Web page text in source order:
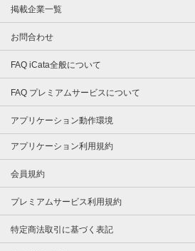
掲載企業一覧
お問合わせ
FAQ iCata全般について
FAQ プレミアムサービスについて
アプリケーション動作環境
アプリケーション利用規約
会員規約
プレミアムサービス利用規約
特定商法取引に基づく表記